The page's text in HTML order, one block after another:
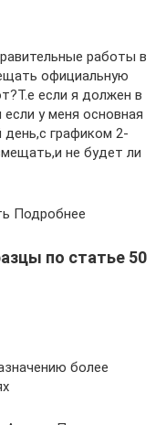
работы в
официальную
если я должен в
у меня основная
день,с графиком 2-
не будет ли
Подробнее
по статье 50
более